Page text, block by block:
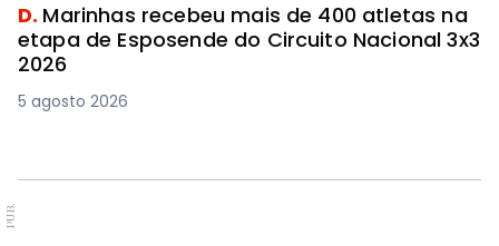
D. Marinhas recebeu mais de 400 atletas na
etapa de Esposende do Circuito Nacional 3x3
2026
5 agosto 2026
PUB.